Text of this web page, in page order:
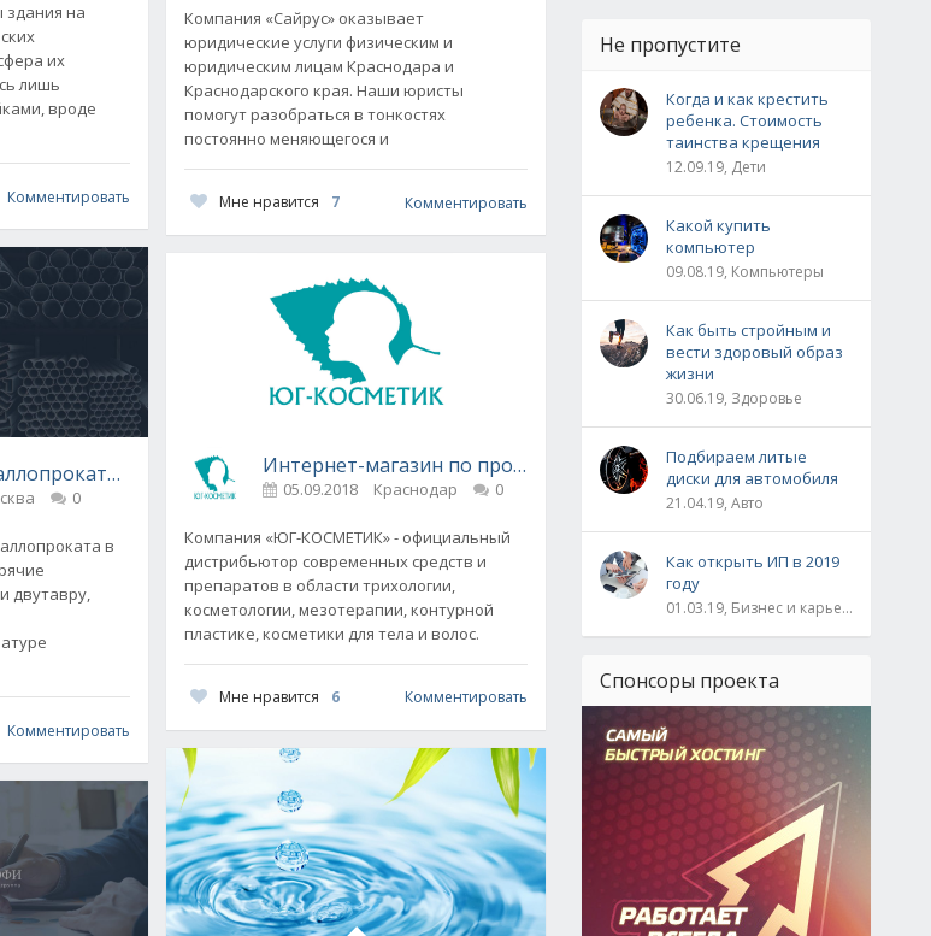
на
их
лишь
вроде
Комментировать
от компании «Стальинтекс»
0
в
двутавру,
Комментировать
Компания «Сайрус» оказывает
юридические услуги физическим и
юридическим лицам Краснодара и
Краснодарского края. Наши юристы
помогут разобраться в тонкостях
постоянно меняющегося и
Мне нравится 7 Комментировать
Интернет-магазин по продаже косметики — «ЮГ-КОСМЕТИК»
05.09.2018 Краснодар 0
Компания «ЮГ-КОСМЕТИК» - официальный
дистрибьютор современных средств и
препаратов в области трихологии,
косметологии, мезотерапии, контурной
пластике, косметики для тела и волос.
Мне нравится 6 Комментировать
Не пропустите
Когда и как крестить
ребенка. Стоимость
таинства крещения
12.09.19, Дети
Какой купить
компьютер
09.08.19, Компьютеры
Как быть стройным и
вести здоровый образ
жизни
30.06.19, Здоровье
Подбираем литые
диски для автомобиля
21.04.19, Авто
Как открыть ИП в 2019
году
01.03.19, Бизнес и карьера
Спонсоры проекта